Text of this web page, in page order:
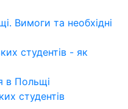
Вимоги та необхідні
студентів - як
в Польщі
студентів